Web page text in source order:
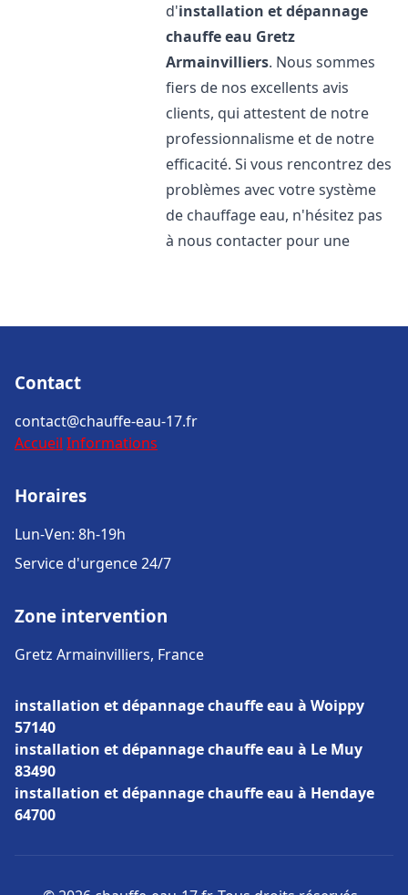
d'installation et dépannage
chauffe eau Gretz
Armainvilliers. Nous sommes
fiers de nos excellents avis
clients, qui attestent de notre
professionnalisme et de notre
efficacité. Si vous rencontrez des
problèmes avec votre système
de chauffage eau, n'hésitez pas
à nous contacter pour une
Contact
contact@chauffe-eau-17.fr
Accueil Informations
Horaires
Lun-Ven: 8h-19h
Service d'urgence 24/7
Zone intervention
Gretz Armainvilliers, France
installation et dépannage chauffe eau à Woippy
57140
installation et dépannage chauffe eau à Le Muy
83490
installation et dépannage chauffe eau à Hendaye
64700